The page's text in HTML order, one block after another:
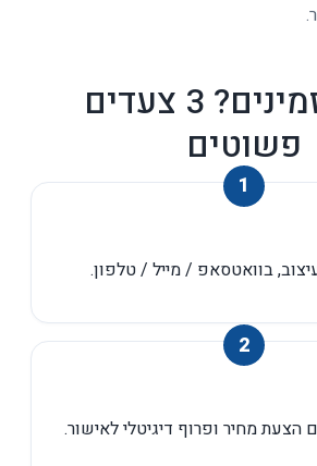
איך מזמינים? 3 צעדים
פשוטים
בוואטסאפ / מייל / טלפון.
הצעת מחיר ופרוף דיגיטלי לאישור.